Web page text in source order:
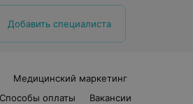
Добавить специалиста
Медицинский маркетинг
Способы оплаты Вакансии